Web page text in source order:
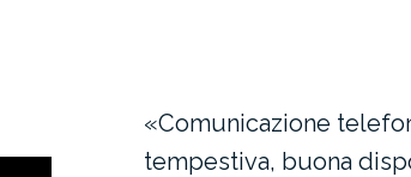
«Comunicazione
tempestiva, buona